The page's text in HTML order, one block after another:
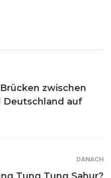
zwischen
Deutschland auf
DANACH